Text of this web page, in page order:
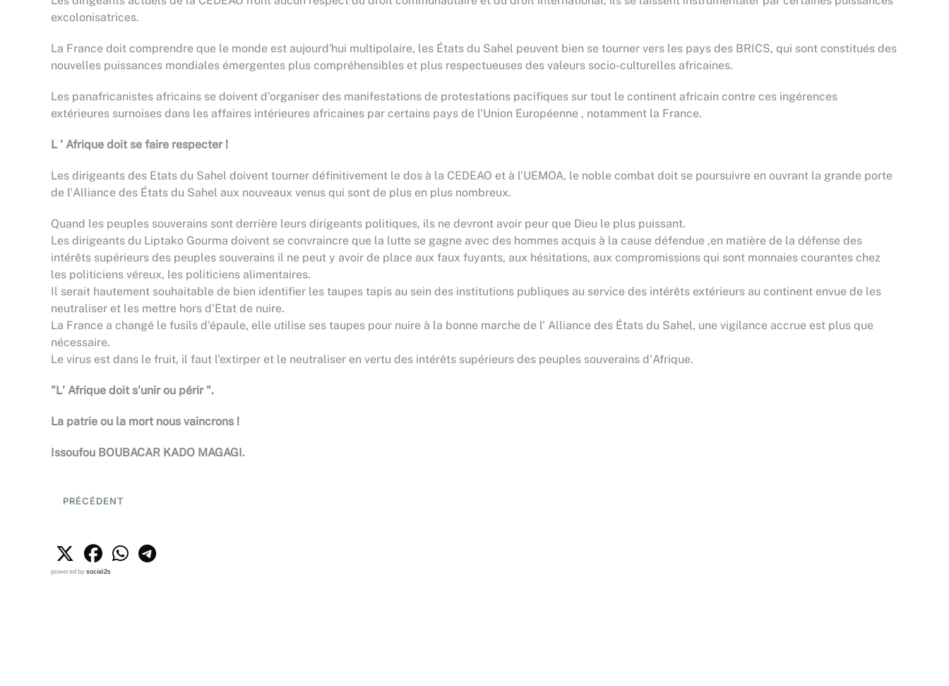
excolonisatrices.
La France doit comprendre que le monde est aujourd'hui multipolaire, les États du Sahel peuvent bien se tourner vers les pays des BRICS, qui sont constitués des
nouvelles puissances mondiales émergentes plus compréhensibles et plus respectueuses des valeurs socio-culturelles africaines.
Les panafricanistes africains se doivent d'organiser des manifestations de protestations pacifiques sur tout le continent africain contre ces ingérences
extérieures surnoises dans les affaires intérieures africaines par certains pays de l'Union Européenne , notamment la France.
L ' Afrique doit se faire respecter !
Les dirigeants des Etats du Sahel doivent tourner définitivement le dos à la CEDEAO et à l'UEMOA, le noble combat doit se poursuivre en ouvrant la grande porte
de l'Alliance des États du Sahel aux nouveaux venus qui sont de plus en plus nombreux.
Quand les peuples souverains sont derrière leurs dirigeants politiques, ils ne devront avoir peur que Dieu le plus puissant.
Les dirigeants du Liptako Gourma doivent se convraincre que la lutte se gagne avec des hommes acquis à la cause défendue ,en matière de la défense des
intérêts supérieurs des peuples souverains il ne peut y avoir de place aux faux fuyants, aux hésitations, aux compromissions qui sont monnaies courantes chez
les politiciens véreux, les politiciens alimentaires.
Il serait hautement souhaitable de bien identifier les taupes tapis au sein des institutions publiques au service des intérêts extérieurs au continent envue de les
neutraliser et les mettre hors d'Etat de nuire.
La France a changé le fusils d'épaule, elle utilise ses taupes pour nuire à la bonne marche de l' Alliance des États du Sahel, une vigilance accrue est plus que
nécessaire.
Le virus est dans le fruit, il faut l'extirper et le neutraliser en vertu des intérêts supérieurs des peuples souverains d'Afrique.
"L' Afrique doit s'unir ou périr ".
La patrie ou la mort nous vaincrons !
Issoufou BOUBACAR KADO MAGAGI.
PRÉCÉDENT
powered bysocial2s